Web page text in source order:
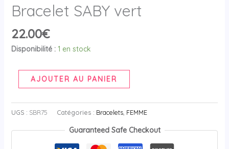
Bracelet SABY vert
22.00€
Disponibilité : 1 en stock
AJOUTER AU PANIER
UGS : SBR75 Catégories : Bracelets, FEMME
Guaranteed Safe Checkout